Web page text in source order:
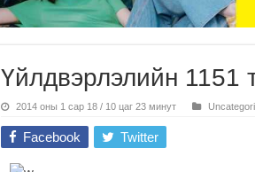
Үйлдвэрлэлийн 1151
2014 оны 1 сар 18 / 10 цаг 23 минут
Facebook Twitter